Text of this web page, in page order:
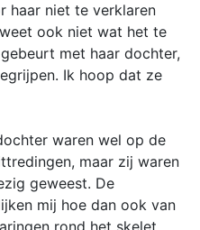
haar niet te verklaren
ook niet wat het te
met haar dochter,
Ik hoop dat ze
waren wel op de
maar zij waren
geweest. De
mij hoe dan ook van
rond het skelet.